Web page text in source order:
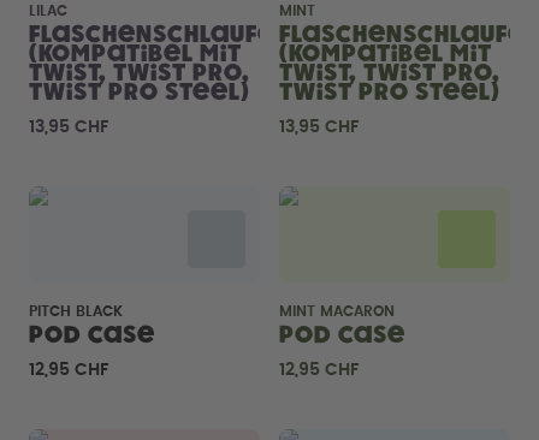
LILAC
Flaschenschlaufe
(kompatibel mit
Twist, Twist Pro,
Twist Pro Steel)
13,95 CHF
MINT
Flaschenschlaufe
(kompatibel mit
Twist, Twist Pro,
Twist Pro Steel)
13,95 CHF
PITCH BLACK
Pod Case
12,95 CHF
MINT MACARON
Pod Case
12,95 CHF